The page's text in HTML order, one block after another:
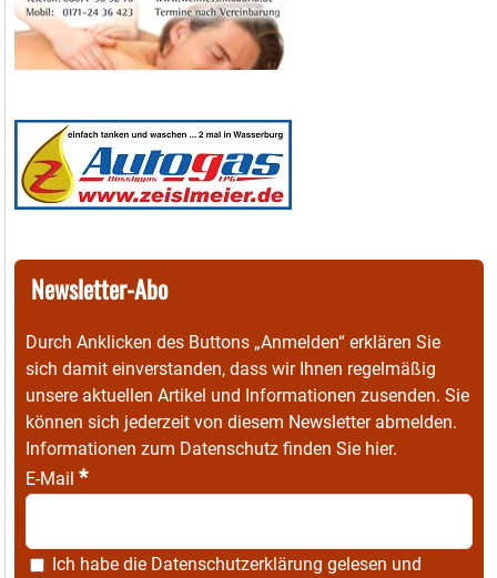
Newsletter-Abo
Durch Anklicken des Buttons „Anmelden“ erklären Sie
sich damit einverstanden, dass wir Ihnen regelmäßig
unsere aktuellen Artikel und Informationen zusenden. Sie
können sich jederzeit von diesem Newsletter abmelden.
Informationen zum Datenschutz finden Sie hier.
E-Mail *
Ich habe die Datenschutzerklärung gelesen und